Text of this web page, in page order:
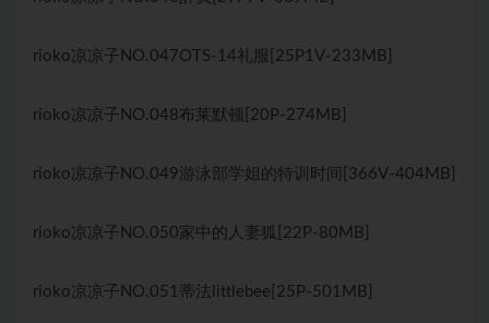
rioko凉凉子NO.047OTS-14礼服[25P1V-233MB]
rioko凉凉子NO.048布莱默顿[20P-274MB]
rioko凉凉子NO.049游泳部学姐的特训时间[366V-404MB]
rioko凉凉子NO.050家中的人妻狐[22P-80MB]
rioko凉凉子NO.051蒂法littlebee[25P-501MB]